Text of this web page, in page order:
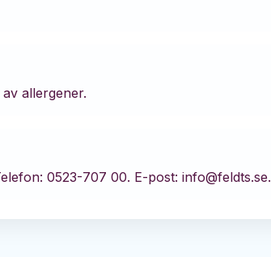
allergener.
0523-707 00. E-post: info@feldts.se.